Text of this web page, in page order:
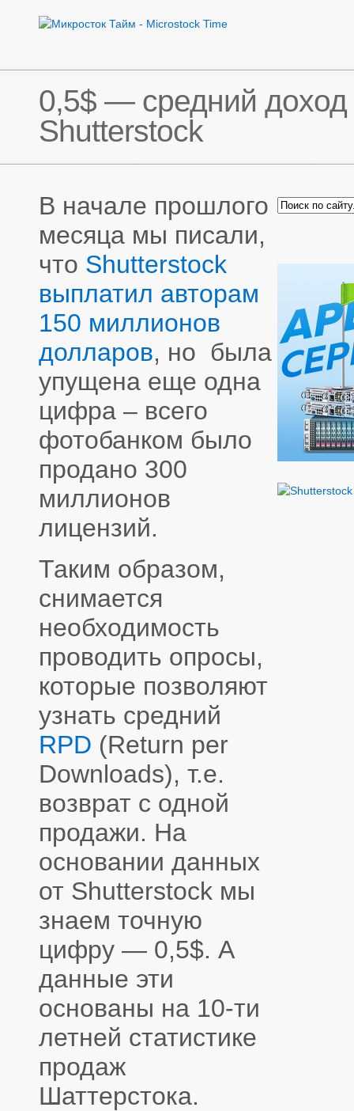
0,5$ — средний доход
Shutterstock
В начале прошлого
месяца мы писали,
что Shutterstock
выплатил авторам
150 миллионов
долларов, но была
упущена еще одна
цифра – всего
фотобанком было
продано 300
миллионов
лицензий.
Таким образом,
снимается
необходимость
проводить опросы,
которые позволяют
узнать средний
RPD (Return per
Downloads), т.е.
возврат с одной
продажи. На
основании данных
от Shutterstock мы
знаем точную
цифру — 0,5$. А
данные эти
основаны на 10-ти
летней статистике
продаж
Шаттерстока.